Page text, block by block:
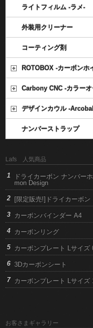
ライトフィルム -ラメ-
外装用クリーナー
コーティング剤
ROTOBOX -カーボンホ
Carbony CNC -カラー
デザインカウル -
ナンバーストラップ
Lafs 人気商品
ドライカーボン ナンバー
mon Design
[限定販売!]ドライカーボン
カーボンバインダー A4
カーボンリング
カーボンプレート Lサイズ
3Dカーボンシート
カーボンプレート Lサイズ
お客さまギャラリー